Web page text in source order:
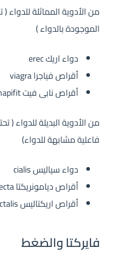
من الأدوية المماثلة
الموجودة بالدواء )
دواء اريك erec
أقراص فياجرا viagra
أقراص نابى فيت napifit
من الأدوية البديلة للدواء
فاعلية مشابهة للدواء)
دواء سياليس cialis
أقراص ديامونريكتا diamonrecta
أقراص اريكتاليس erectalis
فايركتا والضغط